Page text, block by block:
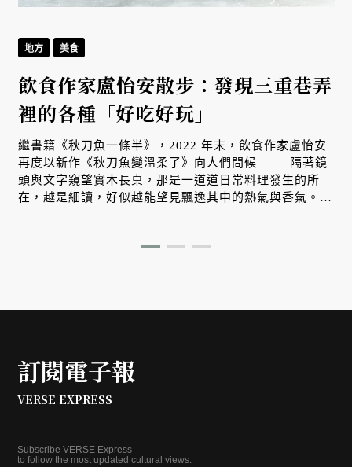
地方 美食
飲食作家盧怡安散步：發現三重巷弄
裡的各種「好吃好玩」
繼書籍《秋刀魚一條半》，2022 年末，飲食作家盧怡安
再度以新作《秋刀魚變溫柔了》向人們問候 —— 隔著鏡
頭與文字窺望實木長桌，那是一道道日常料理發生的所
在，越是細讀，好似越能望見飄逸其中的熱氣與香氣。在
她，拾獲此刻的生活狀態？這天我們隨著她的明快步伐，
訂閱電子報
VERSE EXPRESS
Subscribe VERSE Express
to follow the most updated cultural views.